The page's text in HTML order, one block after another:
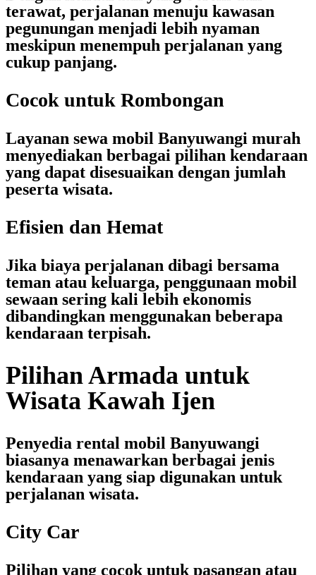
terawat, perjalanan menuju kawasan
pegunungan menjadi lebih nyaman
meskipun menempuh perjalanan yang
cukup panjang.
Cocok untuk Rombongan
Layanan sewa mobil Banyuwangi murah
menyediakan berbagai pilihan kendaraan
yang dapat disesuaikan dengan jumlah
peserta wisata.
Efisien dan Hemat
Jika biaya perjalanan dibagi bersama
teman atau keluarga, penggunaan mobil
sewaan sering kali lebih ekonomis
dibandingkan menggunakan beberapa
kendaraan terpisah.
Pilihan Armada untuk
Wisata Kawah Ijen
Penyedia rental mobil Banyuwangi
biasanya menawarkan berbagai jenis
kendaraan yang siap digunakan untuk
perjalanan wisata.
City Car
Pilihan yang cocok untuk pasangan atau